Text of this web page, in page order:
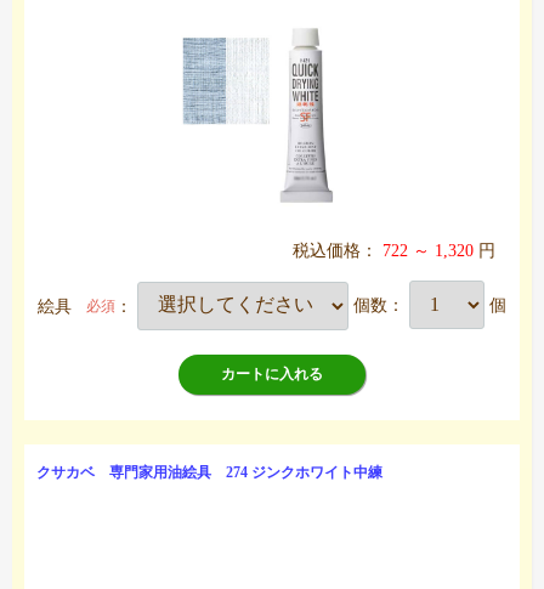
税込価格： 722 ～ 1,320 円
絵具 必須 ： 個数： 個
カートに入れる
クサカベ 専門家用油絵具 274 ジンクホワイト中練